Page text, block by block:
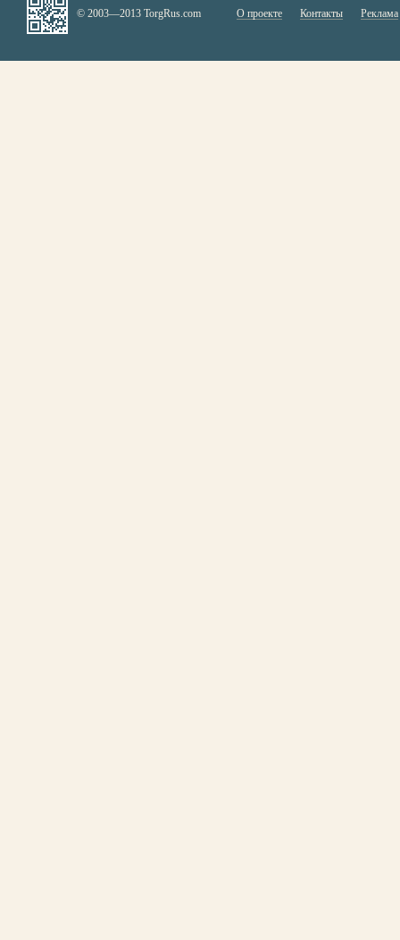
© 2003—2013 TorgRus.com О проекте Контакты Реклама